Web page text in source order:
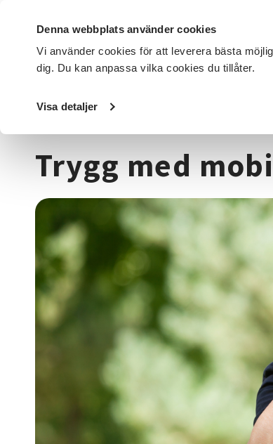
Denna webbplats använder cookies
Vi använder cookies för att leverera bästa
dig. Du kan anpassa vilka cookies du tillåter.
Visa detaljer
DET HÄR GÖR VI FÖR DIG SOM SÖK KURSER
Startsida / Kurser och evenemang
Trygg med